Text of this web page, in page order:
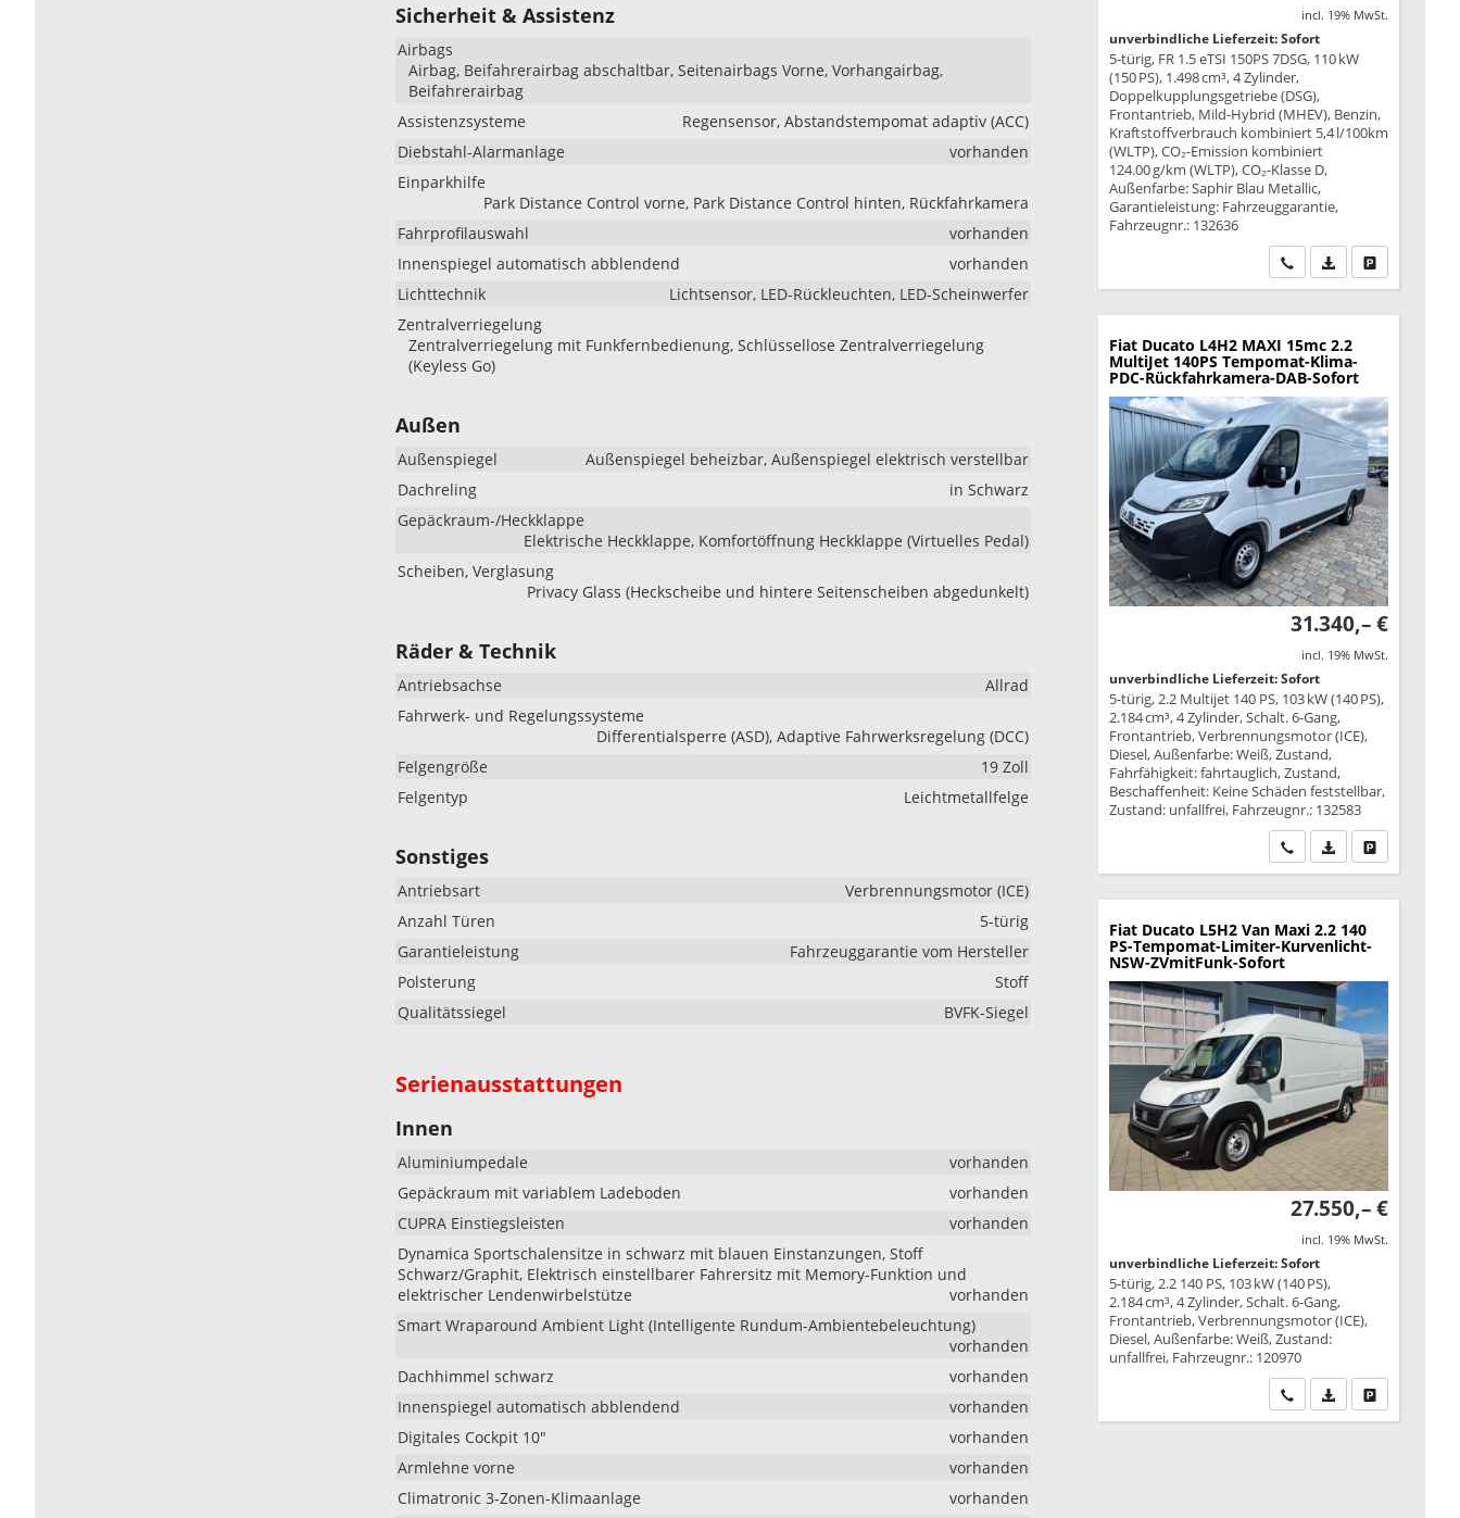
Sicherheit & Assistenz
Airbags
Airbag, Beifahrerairbag abschaltbar, Seitenairbags Vorne, Vorhangairbag,
Beifahrerairbag
Assistenzsysteme
Regensensor, Abstandstempomat adaptiv (ACC)
Diebstahl-Alarmanlage
vorhanden
Einparkhilfe
Park Distance Control vorne, Park Distance Control hinten, Rückfahrkamera
Fahrprofilauswahl
vorhanden
Innenspiegel automatisch abblendend
vorhanden
Lichttechnik
Lichtsensor, LED-Rückleuchten, LED-Scheinwerfer
Zentralverriegelung
Zentralverriegelung mit Funkfernbedienung, Schlüssellose Zentralverriegelung
(Keyless Go)
Außen
Außenspiegel
Außenspiegel beheizbar, Außenspiegel elektrisch verstellbar
Dachreling
in Schwarz
Gepäckraum-/Heckklappe
Elektrische Heckklappe, Komfortöffnung Heckklappe (Virtuelles Pedal)
Scheiben, Verglasung
Privacy Glass (Heckscheibe und hintere Seitenscheiben abgedunkelt)
Räder & Technik
Antriebsachse
Allrad
Fahrwerk- und Regelungssysteme
Differentialsperre (ASD), Adaptive Fahrwerksregelung (DCC)
Felgengröße
19 Zoll
Felgentyp
Leichtmetallfelge
Sonstiges
Antriebsart
Verbrennungsmotor (ICE)
Anzahl Türen
5-türig
Garantieleistung
Fahrzeuggarantie vom Hersteller
Polsterung
Stoff
Qualitätssiegel
BVFK-Siegel
Serienausstattungen
Innen
Aluminiumpedale
vorhanden
Gepäckraum mit variablem Ladeboden
vorhanden
CUPRA Einstiegsleisten
vorhanden
Dynamica Sportschalensitze in schwarz mit blauen Einstanzungen, Stoff
Schwarz/Graphit, Elektrisch einstellbarer Fahrersitz mit Memory-Funktion und
elektrischer Lendenwirbelstütze
vorhanden
Smart Wraparound Ambient Light (Intelligente Rundum-Ambientebeleuchtung)
vorhanden
Dachhimmel schwarz
vorhanden
Innenspiegel automatisch abblendend
vorhanden
Digitales Cockpit 10"
vorhanden
Armlehne vorne
vorhanden
Climatronic 3-Zonen-Klimaanlage
vorhanden
incl. 19% MwSt.
unverbindliche Lieferzeit: Sofort
5-türig, FR 1.5 eTSI 150PS 7DSG, 110 kW
(150 PS), 1.498 cm³, 4 Zylinder,
Doppelkupplungsgetriebe (DSG),
Frontantrieb, Mild-Hybrid (MHEV), Benzin,
Kraftstoffverbrauch kombiniert 5,4 l/100km
(WLTP), CO₂-Emission kombiniert
124.00 g/km (WLTP), CO₂-Klasse D,
Außenfarbe: Saphir Blau Metallic,
Garantieleistung: Fahrzeuggarantie,
Fahrzeugnr.: 132636
Wir rufen Sie an
PDF-Datei,Drucken,
Fiat Ducato L4H2 MAXI 15mc 2.2
MultiJet 140PS Tempomat-Klima-
PDC-Rückfahrkamera-DAB-Sofort
31.340,– €
incl. 19% MwSt.
unverbindliche Lieferzeit: Sofort
5-türig, 2.2 Multijet 140 PS, 103 kW (140 PS),
2.184 cm³, 4 Zylinder, Schalt. 6-Gang,
Frontantrieb, Verbrennungsmotor (ICE),
Diesel, Außenfarbe: Weiß, Zustand,
Fahrfähigkeit: fahrtauglich, Zustand,
Beschaffenheit: Keine Schäden feststellbar,
Zustand: unfallfrei, Fahrzeugnr.: 132583
Wir rufen Sie an
PDF-Datei,Drucken,
Fiat Ducato L5H2 Van Maxi 2.2 140
PS-Tempomat-Limiter-Kurvenlicht-
NSW-ZVmitFunk-Sofort
27.550,– €
incl. 19% MwSt.
unverbindliche Lieferzeit: Sofort
5-türig, 2.2 140 PS, 103 kW (140 PS),
2.184 cm³, 4 Zylinder, Schalt. 6-Gang,
Frontantrieb, Verbrennungsmotor (ICE),
Diesel, Außenfarbe: Weiß, Zustand:
unfallfrei, Fahrzeugnr.: 120970
Wir rufen Sie an
PDF-Datei,Drucken,